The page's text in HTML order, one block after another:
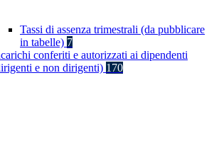
Tassi di assenza trimestrali (da pubblicare
in tabelle) 7
conferiti e autorizzati ai dipendenti
e non dirigenti) 170